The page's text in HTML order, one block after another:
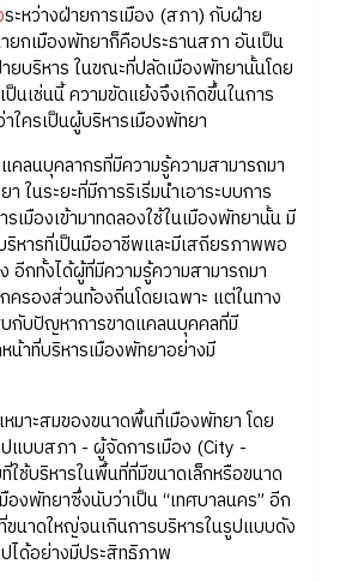
ระหว่างฝ่ายการเมือง (สภา) กับฝ่าย
ยกเมืองพัทยาก็คือประธานสภา อันเป็น
ยบริหาร ในขณะที่ปลัดเมืองพัทยานั้นโดย
นเช่นนี้ ความขัดแย้งจึงเกิดขึ้นในการ
ใครเป็นผู้บริหารเมืองพัทยา
ลนบุคลากรที่มีความรู้ความสามารถมา
ในระยะที่มีการริเริ่มนำเอาระบบการ
มืองเข้ามาทดลองใช้ในเมืองพัทยานั้น มี
หารที่เป็นมืออาชีพและมีเสถียรภาพพอ
อีกทั้งได้ผู้ที่มีความรู้ความสามารถมา
รองส่วนท้องถิ่นโดยเฉพาะ แต่ในทาง
กับปัญหาการขาดแคลนบุคคลที่มี
าที่บริหารเมืองพัทยาอย่างมี
มาะสมของขนาดพื้นที่เมืองพัทยา โดย
แบบสภา - ผู้จัดการเมือง (City -
ช้บริหารในพื้นที่ที่มีขนาดเล็กหรือขนาด
งพัทยาซึ่งนับว่าเป็น “เทศบาลนคร” อีก
นาดใหญ่จนเกินการบริหารในรูปแบบดัง
ได้อย่างมีประสิทธิภาพ